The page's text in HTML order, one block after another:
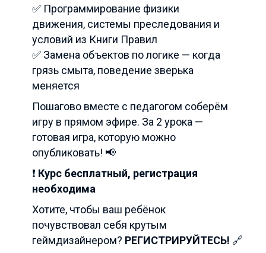
✅ Программирование физики
движения, системы преследования и
условий из Книги Правил
✅ Замена объектов по логике — когда
грязь смыта, поведение зверька
меняется
Пошагово вместе с педагогом соберём
игру в прямом эфире. За 2 урока —
готовая игра, которую можно
опубликовать! 📢
❗️ Курс бесплатный, регистрация
необходима
Хотите, чтобы ваш ребёнок
почувствовал себя крутым
геймдизайнером? РЕГИСТРИРУЙТЕСЬ! 🔗